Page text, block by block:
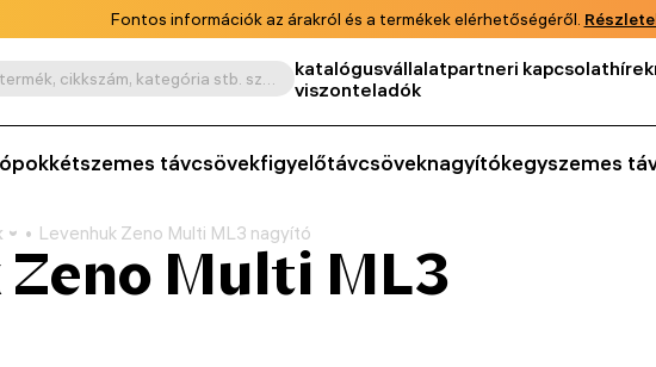
Fontos információk az árakról és a termékek elérhetőségéről.
Keresés termék, cikkszám, kategória stb. szerint katalógusvállalatpartneri kapcsolathírek
viszonteladók
kétszemes távcsövekfigyelőtávcsöveknagyítókegyszemes
Levenhuk Zeno Multi ML3 nagyító
Multi ML3